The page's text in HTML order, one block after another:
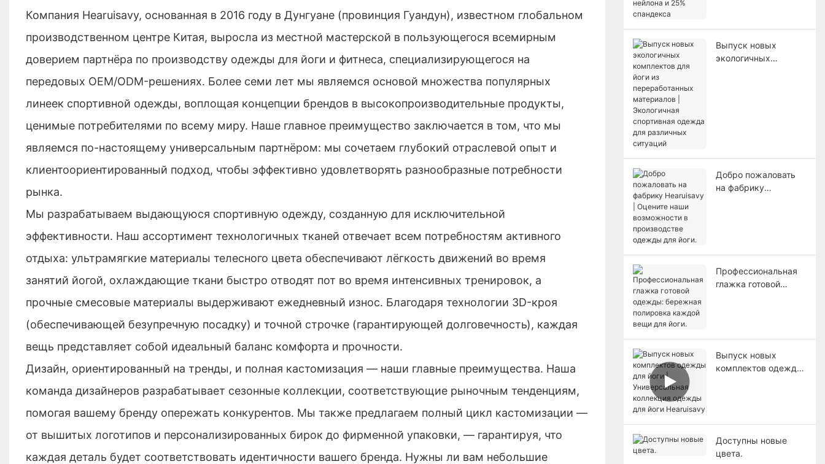
Компания Hearuisavy, основанная в 2016 году в Дунгуане (провинция Гуандун), известном глобальном
производственном центре Китая, выросла из местной мастерской в ​​пользующегося всемирным
доверием партнёра по производству одежды для йоги и фитнеса, специализирующегося на
передовых OEM/ODM-решениях. Более семи лет мы являемся основой множества популярных
линеек спортивной одежды, воплощая концепции брендов в высокопроизводительные продукты,
ценимые потребителями по всему миру. Наше главное преимущество заключается в том, что мы
являемся по-настоящему универсальным партнёром: мы сочетаем глубокий отраслевой опыт и
клиентоориентированный подход, чтобы эффективно удовлетворять разнообразные потребности
рынка.
Мы разрабатываем выдающуюся спортивную одежду, созданную для исключительной
эффективности. Наш ассортимент технологичных тканей отвечает всем потребностям активного
отдыха: ультрамягкие материалы телесного цвета обеспечивают лёгкость движений во время
занятий йогой, охлаждающие ткани быстро отводят пот во время интенсивных тренировок, а
прочные смесовые материалы выдерживают ежедневный износ. Благодаря технологии 3D-кроя
(обеспечивающей безупречную посадку) и точной строчке (гарантирующей долговечность), каждая
вещь представляет собой идеальный баланс комфорта и прочности.
Дизайн, ориентированный на тренды, и полная кастомизация — наши главные преимущества. Наша
команда дизайнеров разрабатывает сезонные коллекции, соответствующие рыночным тенденциям,
помогая вашему бренду опережать конкурентов. Мы также предлагаем полный цикл кастомизации —
от вышитых логотипов и персонализированных бирок до фирменной упаковки, — гарантируя, что
каждая деталь будет соответствовать идентичности вашего бренда. Нужны ли вам небольшие
спандекса
Выпуск новых
экологичных
Добро пожаловать
на фабрику
Профессиональная
глажка готовой
Выпуск новых
комплектов одежды
Доступны новые
цвета.